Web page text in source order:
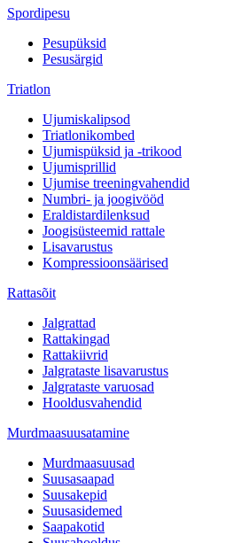
Spordipesu
Pesupüksid
Pesusärgid
Triatlon
Ujumiskalipsod
Triatlonikombed
Ujumispüksid ja -trikood
Ujumisprillid
Ujumise treeningvahendid
Numbri- ja joogivööd
Eraldistardilenksud
Joogisüsteemid rattale
Lisavarustus
Kompressioonsäärised
Rattasõit
Jalgrattad
Rattakingad
Rattakiivrid
Jalgrataste lisavarustus
Jalgrataste varuosad
Hooldusvahendid
Murdmaasuusatamine
Murdmaasuusad
Suusasaapad
Suusakepid
Suusasidemed
Saapakotid